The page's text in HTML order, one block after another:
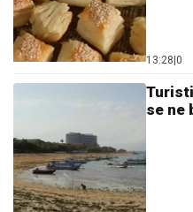
13:28 0
se ne